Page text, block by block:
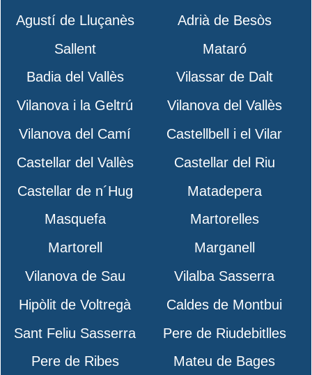
Agustí de Lluçanès
Adrià de Besòs
Sallent
Mataró
Badia del Vallès
Vilassar de Dalt
Vilanova i la Geltrú
Vilanova del Vallès
Vilanova del Camí
Castellbell i el Vilar
Castellar del Vallès
Castellar del Riu
Castellar de n´Hug
Matadepera
Masquefa
Martorelles
Martorell
Marganell
Vilanova de Sau
Vilalba Sasserra
Hipòlit de Voltregà
Caldes de Montbui
Sant Feliu Sasserra
Pere de Riudebitlles
Pere de Ribes
Mateu de Bages